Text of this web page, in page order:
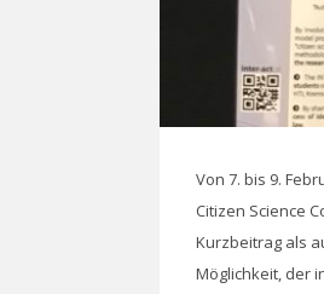
Von 7. bis 9.
Citizen Science
Kurzbeitrag als
Möglichkeit, der